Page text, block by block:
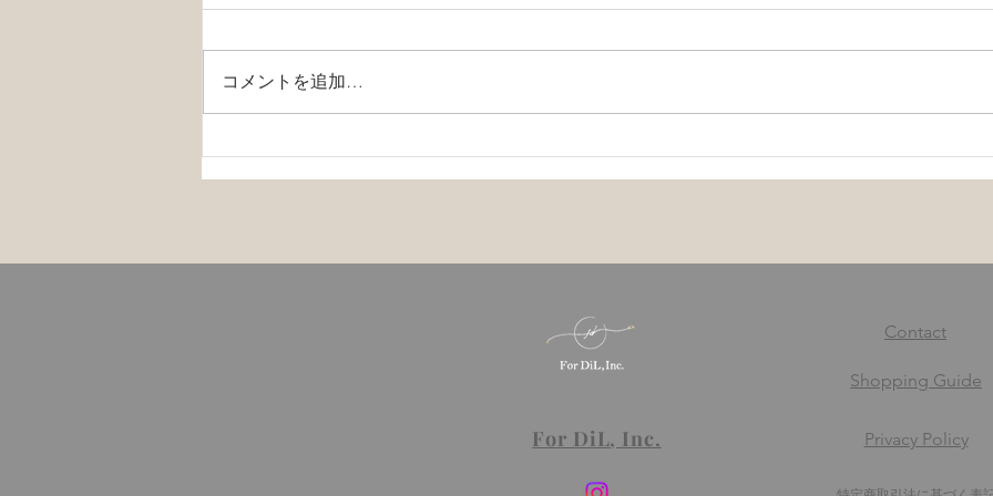
ウイルス（COVID-19）
のストレスチェック制度につ
ル
コメントを追加…
For DiL, Inc.
Contact
Shopping Guide
Privacy Policy